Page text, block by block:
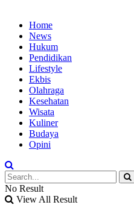
Home
News
Hukum
Pendidikan
Lifestyle
Ekbis
Olahraga
Kesehatan
Wisata
Kuliner
Budaya
Opini
No Result
View All Result